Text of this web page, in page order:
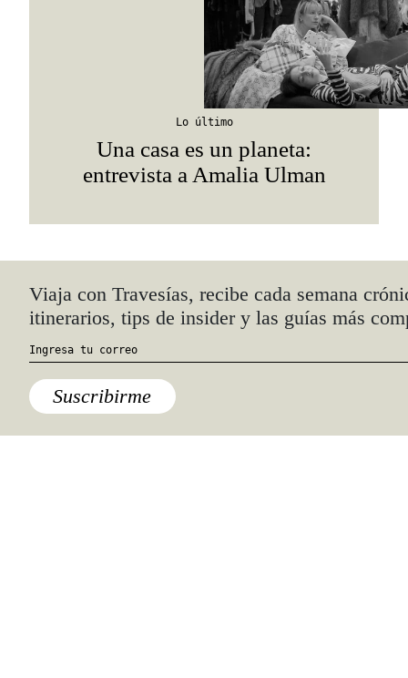
Lo último
Una casa es un planeta:
entrevista a Amalia Ulman
Quiénes somos
Anúnciate con nosotros
hola@travesiasmedia.com